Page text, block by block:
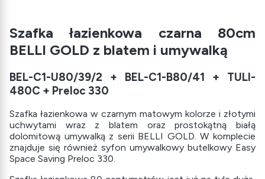
Szafka łazienkowa czarna 80cm
BELLI GOLD z blatem i umywalką
BEL-C1-U80/39/2 + BEL-C1-B80/41 + TULI-
480C + Preloc 330
Szafka łazienkowa w czarnym matowym kolorze i złotymi
uchwytami wraz z blatem oraz prostokątną białą
dolomitową umywalką z serii BELLI GOLD. W komplecie
znajduje się również syfon umywalkowy butelkowy Easy
Space Saving Preloc 330.